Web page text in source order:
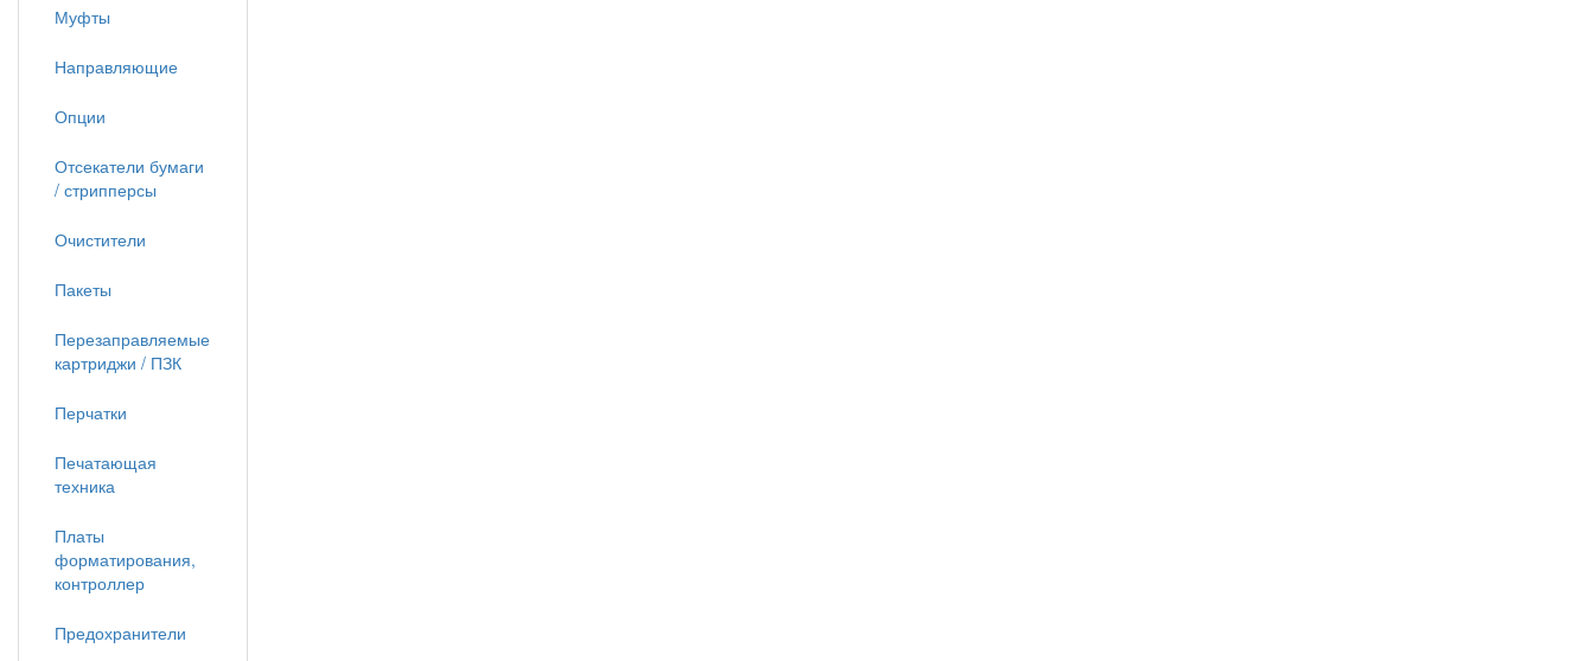
Муфты
Направляющие
Опции
Отсекатели бумаги
/ стрипперсы
Очистители
Пакеты
Перезаправляемые
картриджи / ПЗК
Перчатки
Печатающая
техника
Платы
форматирования,
контроллер
Предохранители